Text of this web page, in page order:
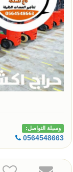
وسيلة التواصل:
0564548663